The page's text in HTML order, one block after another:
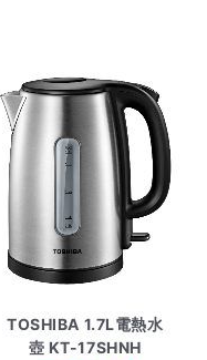
TOSHIBA 1.7L電熱水
壺 KT-17SHNH